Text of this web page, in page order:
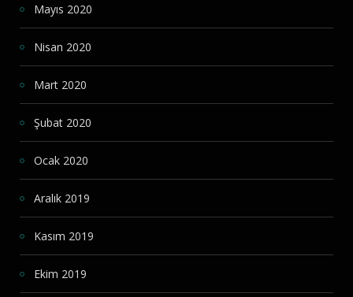
Mayıs 2020
Nisan 2020
Mart 2020
Şubat 2020
Ocak 2020
Aralık 2019
Kasım 2019
Ekim 2019